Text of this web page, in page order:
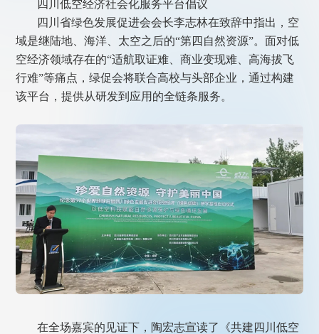
四川低空经济社会化服务平台倡议
四川省绿色发展促进会会长李志林在致辞中指出，空
域是继陆地、海洋、太空之后的“第四自然资源”。面对低
空经济领域存在的“适航取证难、商业变现难、高海拔飞
行难”等痛点，绿促会将联合高校与头部企业，通过构建
该平台，提供从研发到应用的全链条服务。
在全场嘉宾的见证下，陶宏志宣读了《共建四川低空